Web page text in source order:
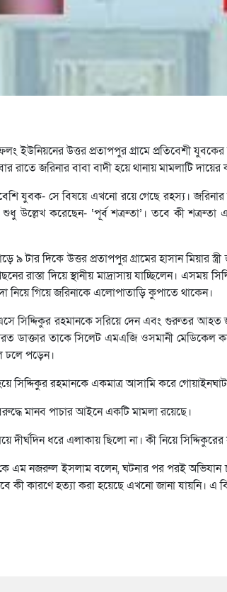
ইউনিয়নের উত্তর প্রতাপপুর গ্রামে প্রতিবেশী
রাতে জরিনার বাবা বাদী হয়ে থানায় মামলাটি দায়ের
যুবক- সে বিষয়ে এখনো রয়ে গেছে রহস্য। জরিনার
উল্লেখ করেছেন- ‘পূর্ব শত্রুতা’। তবে কী শত্রুতা
দিকে উত্তর প্রতাপপুর গ্রামের হাসান মিয়ার স্ত্রী
রাস্তা দিয়ে স্থানীয় মাদ্রাসায় যাচ্ছিলেন।
নিয়ে গিয়ে জরিনাকে এলোপাতাড়ি কুপাতে থাকেন।
সিদ্দিকুর রহমানকে সরিয়ে দেন এবং গুরুতর আহত
ডাক্তার তাকে সিলেট এমএজি ওসমানী মেডিকেল
ঢলে পড়েন।
সিদ্দিকুর রহমানকে একমাত্র আসামি করে
মানব পাচার আইনে একটি মামলা রয়েছে।
দীর্ঘদিন ধরে এলাকায় ছিলো না। কী নিয়ে
কে এম নজরুল ইসলাম বলেন, ঘটনার পর পরই
কী কারণে হত্যা করা হয়েছে এখনো জানা যায়নি। এ